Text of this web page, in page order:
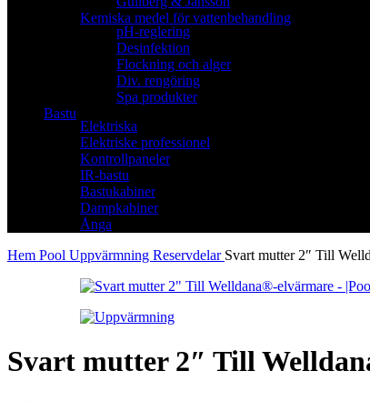
Kemiska medel för vattenbehandling
pH-reglering
Desinfektion
Flockning och alger
Div. rengöring
Spa produkter
Bastu
Elektriska
Elektriske professionel
Kontrollpaneler
IR-bastu
Bastukabiner
Dampkabiner
Ånga
Hem Pool Uppvärmning Reservdelar Svart mutter 2″ Till
Svart mutter 2″ Till